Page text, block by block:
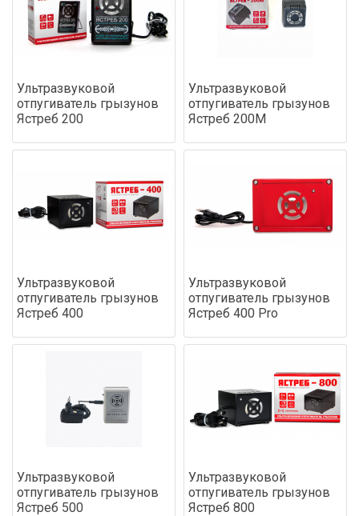
Ультразвуковой
отпугиватель грызунов
Ястреб 200
Ультразвуковой
отпугиватель грызунов
Ястреб 200М
Ультразвуковой
отпугиватель грызунов
Ястреб 400
Ультразвуковой
отпугиватель грызунов
Ястреб 400 Pro
Ультразвуковой
отпугиватель грызунов
Ястреб 500
Ультразвуковой
отпугиватель грызунов
Ястреб 800